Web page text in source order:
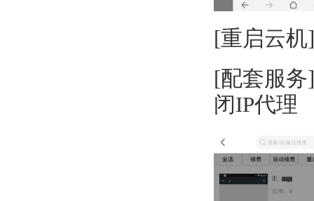
[重启云
[配套服
闭IP代理